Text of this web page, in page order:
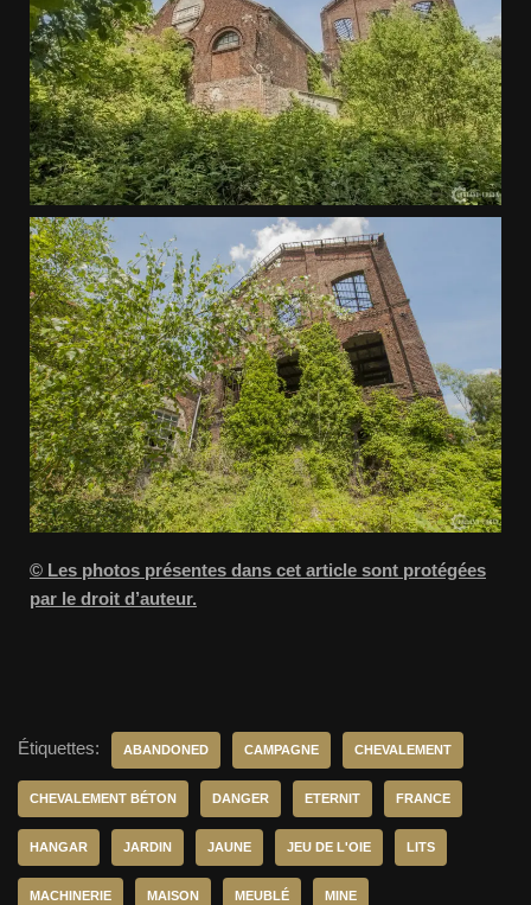
© Les photos présentes dans cet article sont protégées
par le droit d’auteur.
Étiquettes: ABANDONED CAMPAGNE CHEVALEMENT
CHEVALEMENT BÉTON DANGER ETERNIT FRANCE
HANGAR JARDIN JAUNE JEU DE L'OIE LITS
MACHINERIE MAISON MEUBLÉ MINE